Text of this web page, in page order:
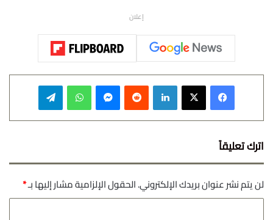
إعلان
فيسبوك ‫X لينكدإن واتساب
اترك تعليقاً
لن يتم نشر عنوان بريدك الإلكتروني.الحقول الإلزامية مشار إليها بـ*